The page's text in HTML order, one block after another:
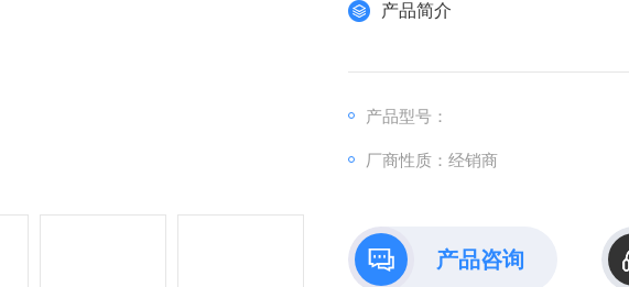
产品简介
产品型号：
厂商性质：经销商
产品咨询